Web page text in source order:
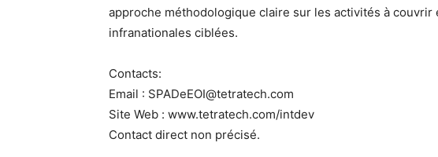
approche méthodologique claire sur les activités à
infranationales ciblées.
Contacts:
Email : SPADeEOI@tetratech.com
Site Web : www.tetratech.com/intdev
Contact direct non précisé.